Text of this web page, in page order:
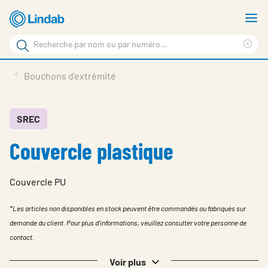
Aller
au
contenu
principal
Rechercher
Rechercher
sur
site
En vedette
À propos de Lindab
Identification
Bouchons d'extrémité
SREC
Couvercle plastique
Couvercle PU
*Les articles non disponibles en stock peuvent être commandés ou fabriqués sur
demande du client. Pour plus d'informations, veuillez consulter votre personne de
contact.
Voir plus